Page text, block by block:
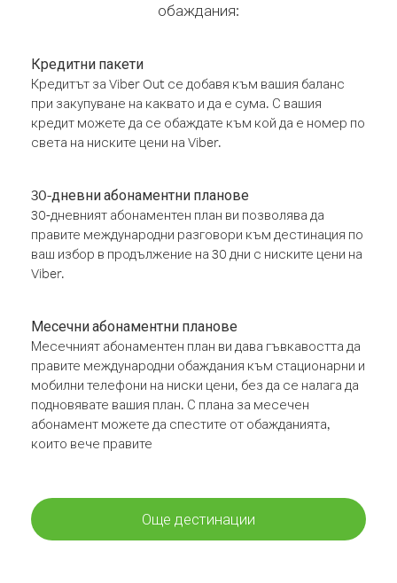
обаждания:
Кредитни пакети
Кредитът за Viber Out се добавя към вашия баланс
при закупуване на каквато и да е сума. С вашия
кредит можете да се обаждате към кой да е номер по
света на ниските цени на Viber.
30-дневни абонаментни планове
30-дневният абонаментен план ви позволява да
правите международни разговори към дестинация по
ваш избор в продължение на 30 дни с ниските цени на
Viber.
Месечни абонаментни планове
Месечният абонаментен план ви дава гъвкавостта да
правите международни обаждания към стационарни и
мобилни телефони на ниски цени, без да се налага да
подновявате вашия план. С плана за месечен
абонамент можете да спестите от обажданията,
които вече правите
Още дестинации